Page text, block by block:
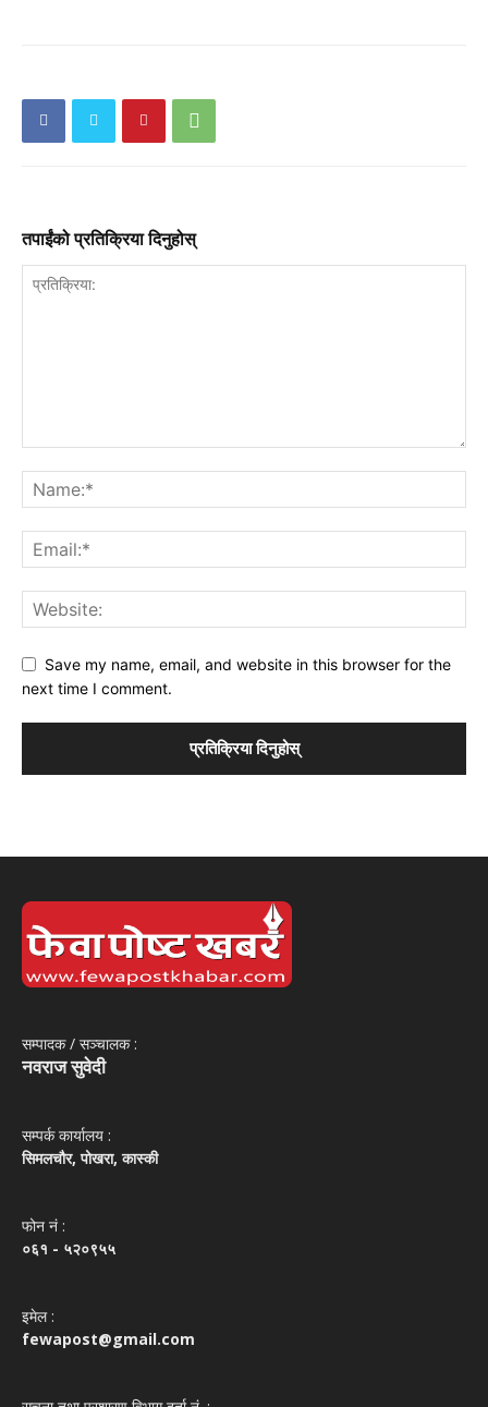
तपाईंको प्रतिक्रिया दिनुहोस्
Save my name, email, and website in this browser for the
next time I comment.
सम्पादक / सञ्‍चालक :
नवराज सुवेदी
सम्पर्क कार्यालय :
सिमलचौर, पोखरा, कास्की
फोन नं‌ :
०६१ - ५२०९५५
इमेल :
fewapost@gmail.com